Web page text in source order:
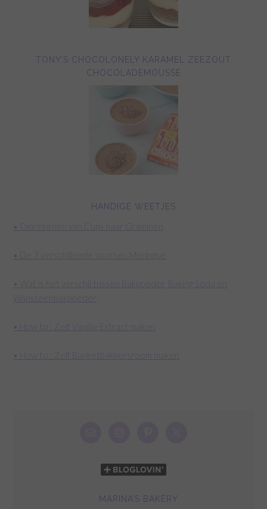
TONY’S CHOCOLONELY KARAMEL ZEEZOUT
CHOCOLADEMOUSSE
HANDIGE WEETJES
• Omrekenen van Cups naar Grammen
• De 3 verschillende soorten Meringue
• Wat is het verschil tussen Bakpoeder, Baking Soda en
• How to : Zelf Vanille Extract maken
• How to : Zelf Banketbakkersroom maken
MARINA’S BAKERY